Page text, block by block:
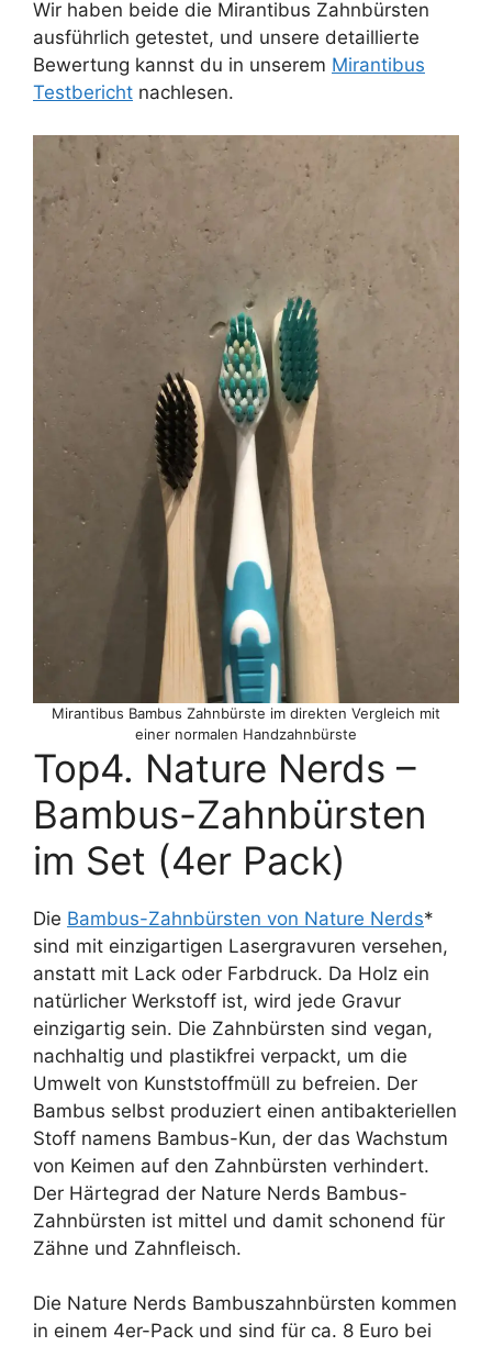
Wir haben beide die Mirantibus Zahnbürsten
ausführlich getestet, und unsere detaillierte
Bewertung kannst du in unserem Mirantibus
Testbericht nachlesen.
Mirantibus Bambus Zahnbürste im direkten Vergleich mit
einer normalen Handzahnbürste
Top4. Nature Nerds –
Bambus-Zahnbürsten
im Set (4er Pack)
Die Bambus-Zahnbürsten von Nature Nerds*
sind mit einzigartigen Lasergravuren versehen,
anstatt mit Lack oder Farbdruck. Da Holz ein
natürlicher Werkstoff ist, wird jede Gravur
einzigartig sein. Die Zahnbürsten sind vegan,
nachhaltig und plastikfrei verpackt, um die
Umwelt von Kunststoffmüll zu befreien. Der
Bambus selbst produziert einen antibakteriellen
Stoff namens Bambus-Kun, der das Wachstum
von Keimen auf den Zahnbürsten verhindert.
Der Härtegrad der Nature Nerds Bambus-
Zahnbürsten ist mittel und damit schonend für
Zähne und Zahnfleisch.
Die Nature Nerds Bambuszahnbürsten kommen
in einem 4er-Pack und sind für ca. 8 Euro bei